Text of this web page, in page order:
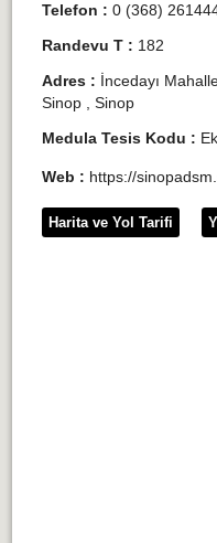
Telefon : 0 (368)
Randevu T : 182
Adres : İncedayı
Sinop , Sinop
Medula Tesis Kodu :
Web : https://
Harita ve Yol Tarifi